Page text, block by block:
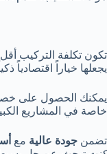
تكون تكلفة التركيب
يجعلها خياراً اقتصادياً
خاصة في المشاريع
تضمن جودة عالية مع